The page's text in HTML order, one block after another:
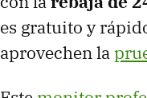
es gratuito y
aprovechen la